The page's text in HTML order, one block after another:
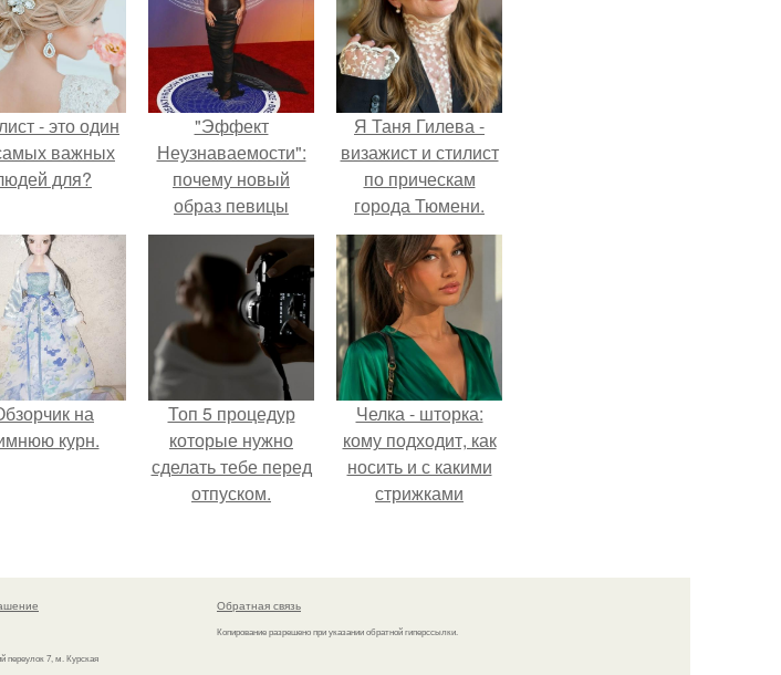
- это один
важных
для?
"Эффект
Неузнаваемости":
почему новый
образ певицы
вызвал споры о
гранях
возможного?
Я Таня Гилева -
визажист и стилист
по прическам
города Тюмени.
на
курн.
Топ 5 процедур
которые нужно
сделать тебе перед
отпуском.
Челка - шторка:
кому подходит, как
носить и с какими
стрижками
переулок 7, м. Курская
Обратная связь
Копирование разрешено при указании обратной гиперссылки.